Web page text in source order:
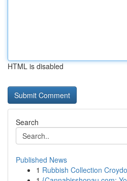
HTML is disabled
Search
Published News
1 Rubbish Collection